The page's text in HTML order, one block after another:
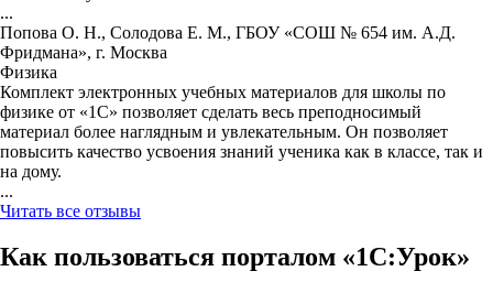
...
Попова О. Н., Солодова Е. М., ГБОУ «СОШ № 654 им. А.Д.
Фридмана», г. Москва
Физика
Комплект электронных учебных материалов для школы по
физике от «1С» позволяет сделать весь преподносимый
материал более наглядным и увлекательным. Он позволяет
повысить качество усвоения знаний ученика как в классе, так и
на дому.
...
Читать все отзывы
Как пользоваться порталом «1С:Урок»